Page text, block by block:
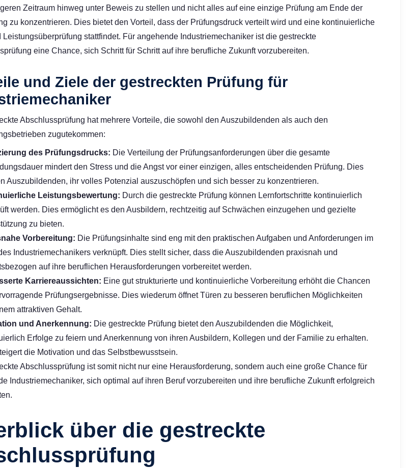
Zeitraum hinweg unter Beweis zu stellen und nicht alles auf eine einzige Prüfung am Ende der
zu konzentrieren. Dies bietet den Vorteil, dass der Prüfungsdruck verteilt wird und eine kontinuierliche
Leistungsüberprüfung stattfindet. Für angehende Industriemechaniker ist die gestreckte
eine Chance, sich Schritt für Schritt auf ihre berufliche Zukunft vorzubereiten.
und Ziele der gestreckten Prüfung für
Abschlussprüfung hat mehrere Vorteile, die sowohl den Auszubildenden als auch den
zugutekommen:
des Prüfungsdrucks: Die Verteilung der Prüfungsanforderungen über die gesamte
mindert den Stress und die Angst vor einer einzigen, alles entscheidenden Prüfung. Dies
Auszubildenden, ihr volles Potenzial auszuschöpfen und sich besser zu konzentrieren.
Leistungsbewertung: Durch die gestreckte Prüfung können Lernfortschritte kontinuierlich
werden. Dies ermöglicht es den Ausbildern, rechtzeitig auf Schwächen einzugehen und gezielte
zu bieten.
Vorbereitung: Die Prüfungsinhalte sind eng mit den praktischen Aufgaben und Anforderungen im
Industriemechanikers verknüpft. Dies stellt sicher, dass die Auszubildenden praxisnah und
auf ihre beruflichen Herausforderungen vorbereitet werden.
Karriereaussichten: Eine gut strukturierte und kontinuierliche Vorbereitung erhöht die Chancen
Prüfungsergebnisse. Dies wiederum öffnet Türen zu besseren beruflichen Möglichkeiten
attraktiven Gehalt.
und Anerkennung: Die gestreckte Prüfung bietet den Auszubildenden die Möglichkeit,
Erfolge zu feiern und Anerkennung von ihren Ausbildern, Kollegen und der Familie zu erhalten.
die Motivation und das Selbstbewusstsein.
Abschlussprüfung ist somit nicht nur eine Herausforderung, sondern auch eine große Chance für
Industriemechaniker, sich optimal auf ihren Beruf vorzubereiten und ihre berufliche Zukunft erfolgreich
über die gestreckte